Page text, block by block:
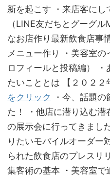
新を起こす ・来店客にし
（LINE友だちとグーグ
なお店作り最新飲食店事
メニュー作り ・美容室
ロフィールと投稿編）
たいこととは 【２０２２
をクリック
・今、話題
た！ ・他店に潜り込む
の展示会に行ってきまし
りたいモバイルオーダー
られた飲食店のプレスリ
集客術の基本 ・美容室